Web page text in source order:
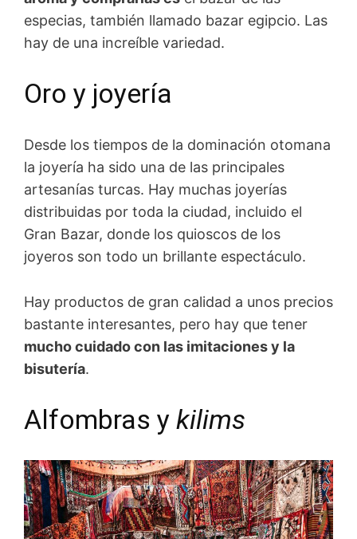
especias, también llamado bazar egipcio. Las
hay de una increíble variedad.
Oro y joyería
Desde los tiempos de la dominación otomana
la joyería ha sido una de las principales
artesanías turcas. Hay muchas joyerías
distribuidas por toda la ciudad, incluido el
Gran Bazar, donde los quioscos de los
joyeros son todo un brillante espectáculo.
Hay productos de gran calidad a unos precios
bastante interesantes, pero hay que tener
mucho cuidado con las imitaciones y la
bisutería.
Alfombras y kilims